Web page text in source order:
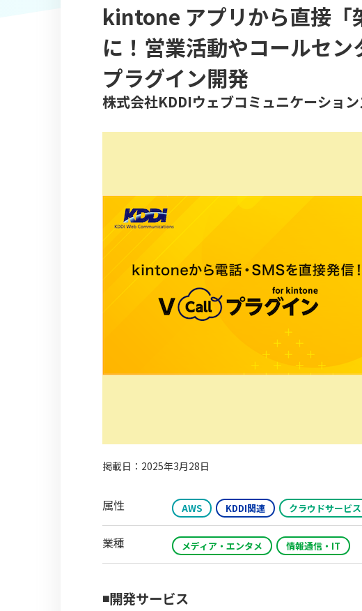
kintone アプリから直接「
に！営業活動やコールセ
プラグイン開発
株式会社KDDIウェブコミュニケーショ
掲載日：2025年3月28日
属性 AWS KDDI関連 クラウドサービス
業種 メディア・エンタメ 情報通信・IT
◾️開発サービス